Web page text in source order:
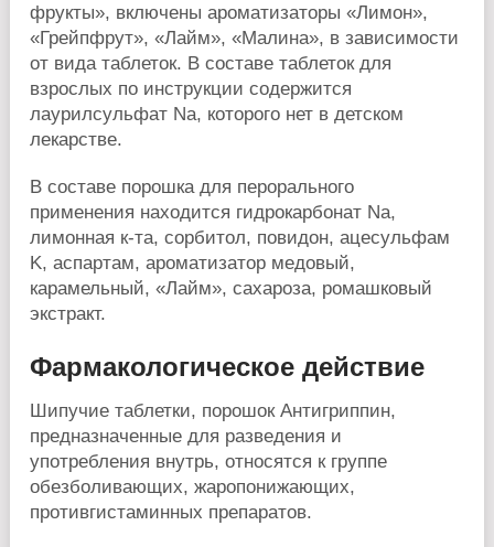
фрукты», включены ароматизаторы «Лимон»,
«Грейпфрут», «Лайм», «Малина», в зависимости
от вида таблеток. В составе таблеток для
взрослых по инструкции содержится
лаурилсульфат Na, которого нет в детском
лекарстве.
В составе порошка для перорального
применения находится гидрокарбонат Na,
лимонная к-та, сорбитол, повидон, ацесульфам
K, аспартам, ароматизатор медовый,
карамельный, «Лайм», сахароза, ромашковый
экстракт.
Фармакологическое действие
Шипучие таблетки, порошок Антигриппин,
предназначенные для разведения и
употребления внутрь, относятся к группе
обезболивающих, жаропонижающих,
противгистаминных препаратов.